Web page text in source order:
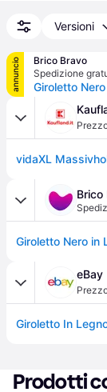
Versioni
annuncio
Brico Bravo
Spedizione
Brico
eBay
Prodotti